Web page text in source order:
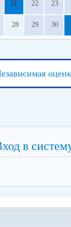
21 22 23
28 29 30
в